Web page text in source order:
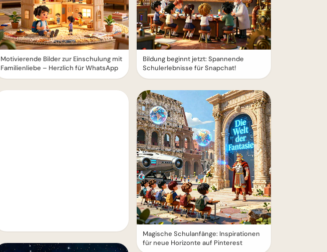
Motivierende Bilder zur Einschulung mit
Familienliebe – Herzlich für WhatsApp
Bildung beginnt jetzt: Spannende
Schulerlebnisse für Snapchat!
Magische Schulanfänge: Inspirationen
für neue Horizonte auf Pinterest